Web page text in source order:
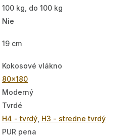
100 kg, do 100 kg
Nie
19 cm
Kokosové vlákno
80x180
Moderný
Tvrdé
H4 - tvrdý, H3 - stredne tvrdý
PUR pena